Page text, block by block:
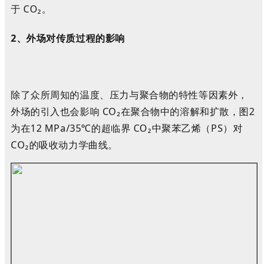
于 CO₂。
2、外场对传质过程的影响
除了众所周知的温度、压力与聚合物的特性等因素外，
外场的引入也会影响 CO₂在聚合物中的溶解和扩散，图2
为在12 MPa/35℃的超临界 CO₂中聚苯乙烯（PS）对
CO₂的吸收动力学曲线。